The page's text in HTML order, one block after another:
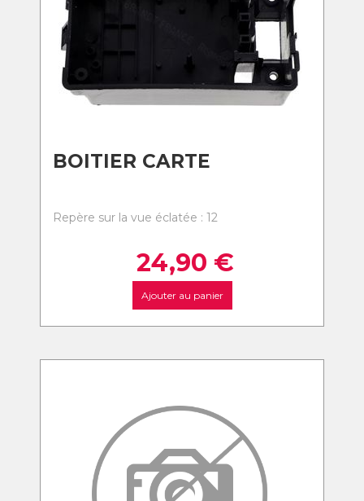
BOITIER CARTE
Repère sur la vue éclatée : 12
24,90 €
Ajouter au panier